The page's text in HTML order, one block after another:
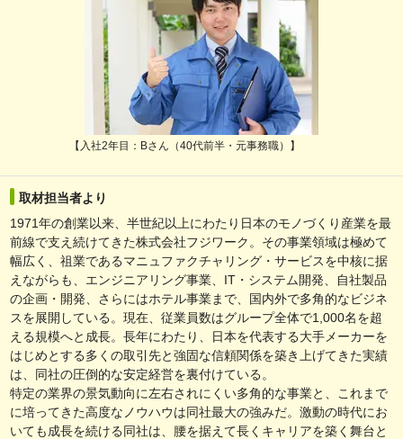
【入社2年目：Bさん（40代前半・元事務職）】
取材担当者より
1971年の創業以来、半世紀以上にわたり日本のモノづくり産業を最
前線で支え続けてきた株式会社フジワーク。その事業領域は極めて
幅広く、祖業であるマニュファクチャリング・サービスを中核に据
えながらも、エンジニアリング事業、IT・システム開発、自社製品
の企画・開発、さらにはホテル事業まで、国内外で多角的なビジネ
スを展開している。現在、従業員数はグループ全体で1,000名を超
える規模へと成長。長年にわたり、日本を代表する大手メーカーを
はじめとする多くの取引先と強固な信頼関係を築き上げてきた実績
は、同社の圧倒的な安定経営を裏付けている。
特定の業界の景気動向に左右されにくい多角的な事業と、これまで
に培ってきた高度なノウハウは同社最大の強みだ。激動の時代にお
いても成長を続ける同社は、腰を据えて長くキャリアを築く舞台と